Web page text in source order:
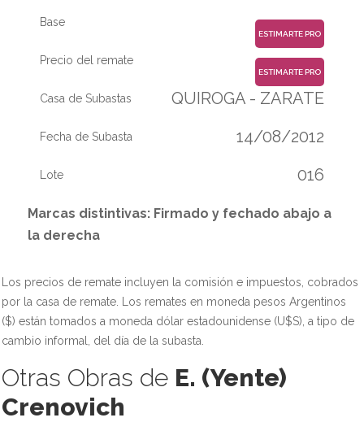
Base
ESTIMARTE PRO
Precio del remate
ESTIMARTE PRO
Casa de Subastas QUIROGA - ZARATE
Fecha de Subasta 14/08/2012
Lote 016
Marcas distintivas: Firmado y fechado abajo a
la derecha
Los precios de remate incluyen la comisión e impuestos, cobrados
por la casa de remate. Los remates en moneda pesos Argentinos
($) están tomados a moneda dólar estadounidense (U$S), a tipo de
cambio informal, del día de la subasta.
Otras Obras de E. (Yente)
Crenovich